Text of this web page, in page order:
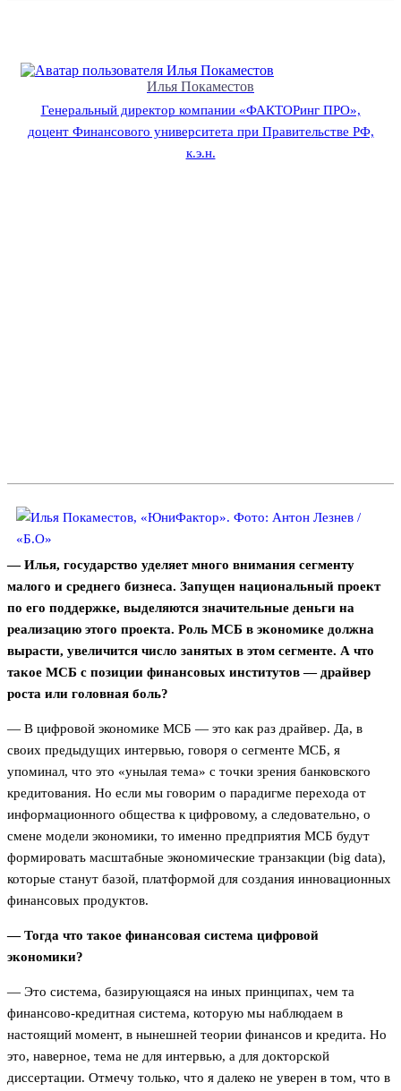
Илья Покаместов
Генеральный директор компании «ФАКТОРинг ПРО»,
доцент Финансового университета при Правительстве РФ,
к.э.н.
— Илья, государство уделяет много внимания сегменту
малого и среднего бизнеса. Запущен национальный проект
по его поддержке, выделяются значительные деньги на
реализацию этого проекта. Роль МСБ в экономике должна
вырасти, увеличится число занятых в этом сегменте. А что
такое МСБ с позиции финансовых институтов — драйвер
роста или головная боль?
— В цифровой экономике МСБ — это как раз драйвер. Да, в
своих предыдущих интервью, говоря о сегменте МСБ, я
упоминал, что это «унылая тема» с точки зрения банковского
кредитования. Но если мы говорим о парадигме перехода от
информационного общества к цифровому, а следовательно, о
смене модели экономики, то именно предприятия МСБ будут
формировать масштабные экономические транзакции (big data),
которые станут базой, платформой для создания инновационных
финансовых продуктов.
— Тогда что такое финансовая система цифровой
экономики?
— Это система, базирующаяся на иных принципах, чем та
финансово-кредитная система, которую мы наблюдаем в
настоящий момент, в нынешней теории финансов и кредита. Но
это, наверное, тема не для интервью, а для докторской
диссертации. Отмечу только, что я далеко не уверен в том, что в